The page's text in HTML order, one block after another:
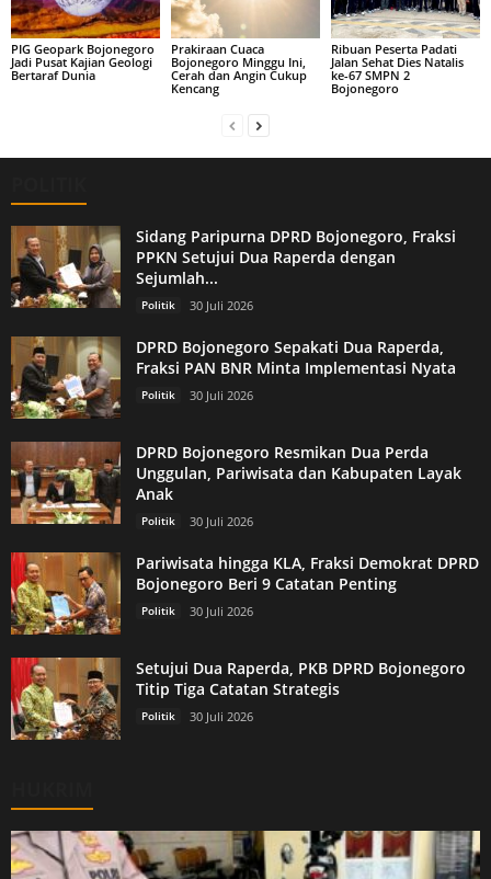
PIG Geopark Bojonegoro
Jadi Pusat Kajian Geologi
Bertaraf Dunia
Prakiraan Cuaca
Bojonegoro Minggu Ini,
Cerah dan Angin Cukup
Kencang
Ribuan Peserta Padati
Jalan Sehat Dies Natalis
ke-67 SMPN 2
Bojonegoro
Sidang Paripurna DPRD Bojonegoro, Fraksi
PPKN Setujui Dua Raperda dengan
Sejumlah...
Politik 30 Juli 2026
DPRD Bojonegoro Sepakati Dua Raperda,
Fraksi PAN BNR Minta Implementasi Nyata
Politik 30 Juli 2026
DPRD Bojonegoro Resmikan Dua Perda
Unggulan, Pariwisata dan Kabupaten Layak
Anak
Politik 30 Juli 2026
Pariwisata hingga KLA, Fraksi Demokrat DPRD
Bojonegoro Beri 9 Catatan Penting
Politik 30 Juli 2026
Setujui Dua Raperda, PKB DPRD Bojonegoro
Titip Tiga Catatan Strategis
Politik 30 Juli 2026